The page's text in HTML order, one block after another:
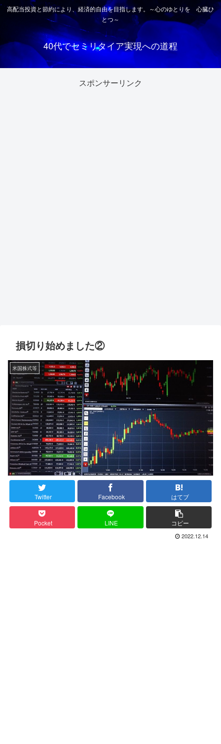
高配当投資と節約により、経済的自由を目指します。～心のゆとりを 心臓ひ
とつ～
40代でセミリタイア実現への道程
スポンサーリンク
損切り始めました②
米国株式等
Twitter Facebook はてブ
Pocket LINE コピー
2022.12.14